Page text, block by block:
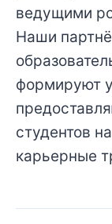
ведущими
Наши
формируют
студентов
карьерные